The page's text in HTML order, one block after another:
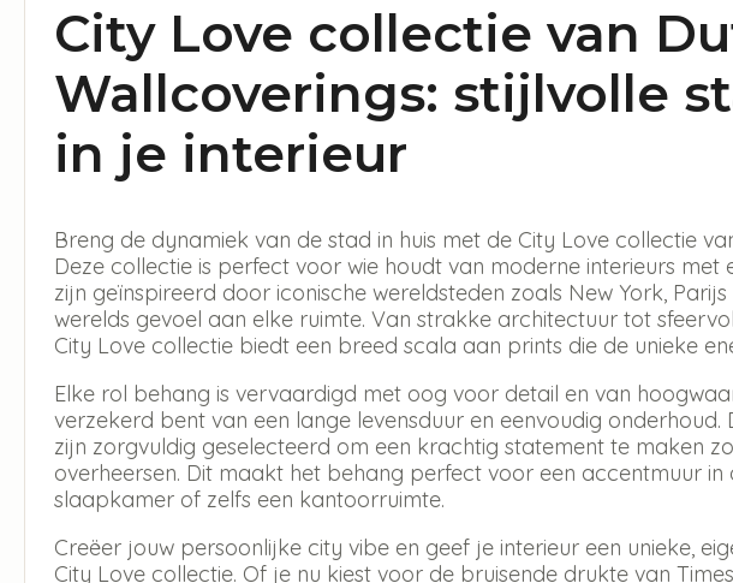
City Love collectie van
Wallcoverings: stijlvolle
in je interieur
Breng de dynamiek van de stad in huis met de City Love collectie
Deze collectie is perfect voor wie houdt van moderne interieurs met
zijn geïnspireerd door iconische wereldsteden zoals New York,
werelds gevoel aan elke ruimte. Van strakke architectuur tot
City Love collectie biedt een breed scala aan prints die de unieke
Elke rol behang is vervaardigd met oog voor detail en van
verzekerd bent van een lange levensduur en eenvoudig onderhoud.
zijn zorgvuldig geselecteerd om een krachtig statement te maken
overheersen. Dit maakt het behang perfect voor een accentmuur in
slaapkamer of zelfs een kantoorruimte.
Creëer jouw persoonlijke city vibe en geef je interieur een unieke,
City Love collectie. Of je nu kiest voor de bruisende drukte van